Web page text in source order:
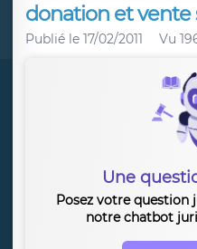
donation et vente
Publié le 17/02/2011 Vu
Une
Posez votre question
notre chatbot